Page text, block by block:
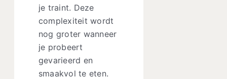
je traint. Deze
complexiteit wordt
nog groter wanneer
je probeert
gevarieerd en
smaakvol te eten.